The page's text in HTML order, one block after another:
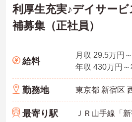
利厚生充実♪デイサー
補募集（正社員）
給料
月収 29.5万円
年収 430万円
勤務地
最寄り駅